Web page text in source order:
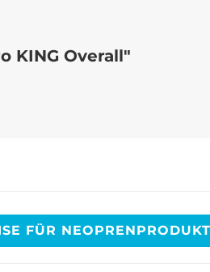
KING Overall"
FÜR